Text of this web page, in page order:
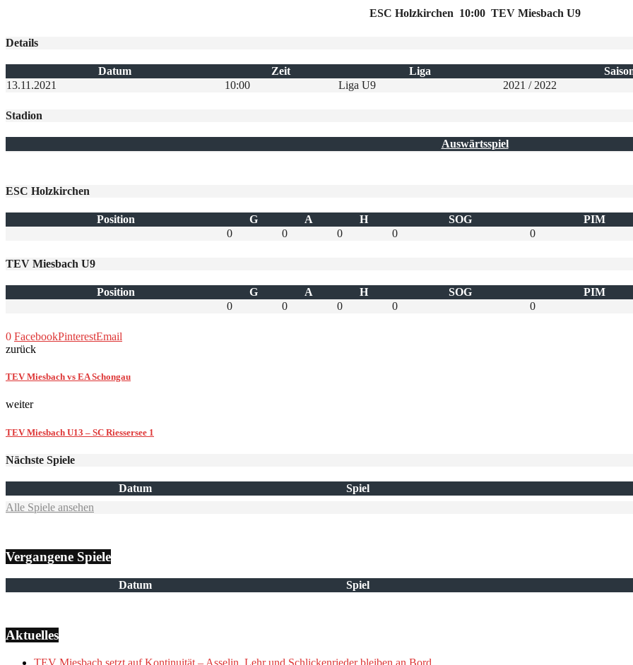
ESC Holzkirchen 10:00 TEV Miesbach U9
Details
Datum Zeit Liga
13.11.2021
10:00 Liga U9 2021 / 2022
Stadion
Auswärtsspiel
ESC Holzkirchen
Position G A H SOG PIM
0
0 0 0 0
TEV Miesbach U9
Position G A H SOG PIM
0
0 0 0 0
0 FacebookPinterestEmail
zurück
TEV Miesbach vs EA Schongau
weiter
TEV Miesbach U13 – SC Riessersee 1
Nächste Spiele
Datum Spiel
Alle Spiele ansehen
Vergangene Spiele
Datum Spiel
Aktuelles
TEV Miesbach setzt auf Kontinuität – Asselin, Lehr und Schlickenrieder bleiben an Bord